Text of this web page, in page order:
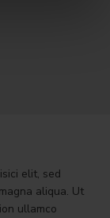
elit, sed
aliqua. Ut
ullamco